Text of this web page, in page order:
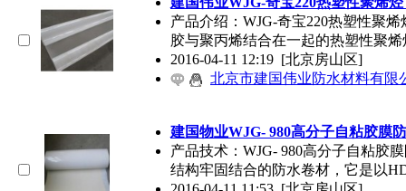
产品介绍：WJG-奇宝220热塑性聚
胶与聚丙烯结合在一起的热塑性聚
2016-04-11 12:19 [北京房山区]
北京市建国伟业防水材料有限
建国物业WJG- 980高分子自粘胶膜
产品技术：WJG- 980高分子自粘胶
结构牢固结合的防水卷材，它是以